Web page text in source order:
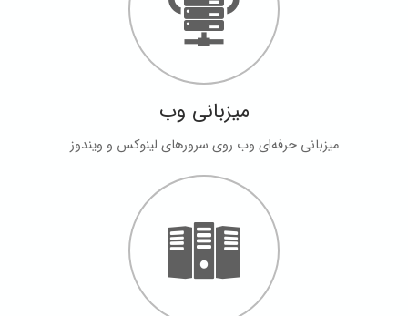
میزبانی وب
میزبانی حرفه‌ای وب روی سرورهای لینوکس و ویندوز